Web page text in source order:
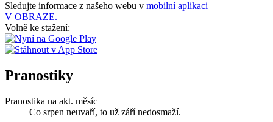
Sledujte informace z našeho webu v mobilní aplikaci –
V OBRAZE.
Volně ke stažení:
Pranostiky
Pranostika na akt. měsíc
Co srpen neuvaří, to už září nedosmaží.